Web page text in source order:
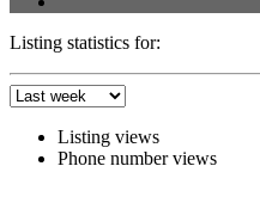
Listing statistics for:
Listing views
Phone number views